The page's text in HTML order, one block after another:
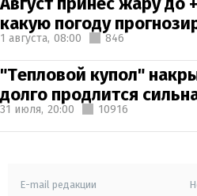
какую погоду
1 августа, 08:00 846
"Тепловой купол"
долго продлится
31 июля, 20:00 10916
E-mail редакции